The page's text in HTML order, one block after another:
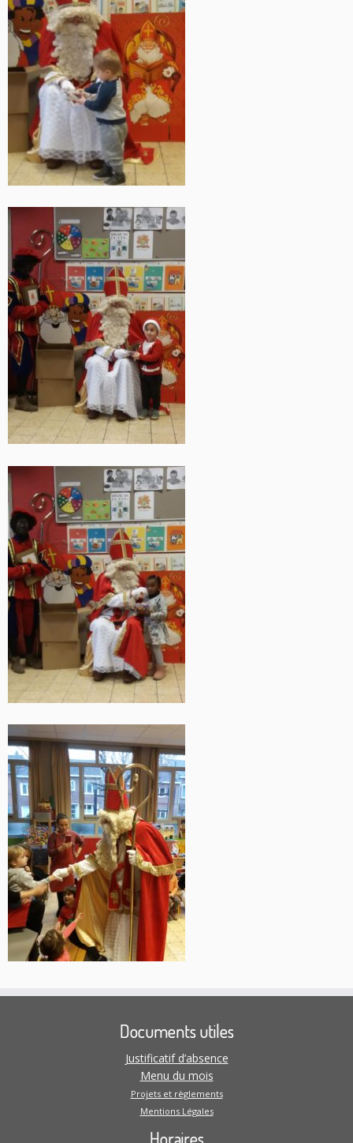
Documents utiles
Justificatif d’absence
Menu du mois
Projets et règlements
Mentions Légales
Horaires